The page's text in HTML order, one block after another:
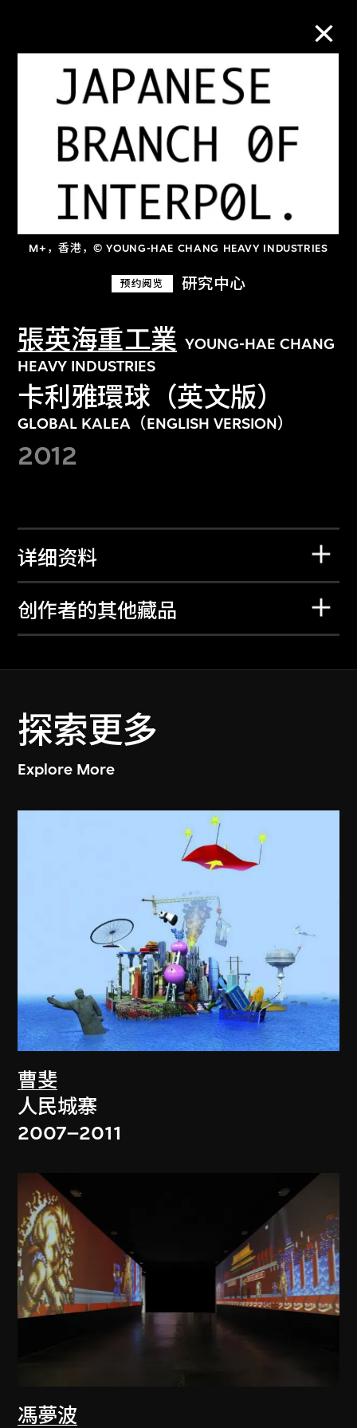
M+，香港，© YOUNG-HAE CHANG HEAVY INDUSTRIES
预约阅览 研究中心
張英海重工業 YOUNG-HAE CHANG
HEAVY INDUSTRIES
卡利雅環球（英文版）
GLOBAL KALEA（ENGLISH VERSION）
2012
详细资料
创作者的其他藏品
探索更多
Explore More
曹斐
人民城寨
2007–2011
馮夢波
M+藏品
进一步筛选
关于M+藏品
探索世界顶级的二十及二十一世纪视觉
文化藏品。